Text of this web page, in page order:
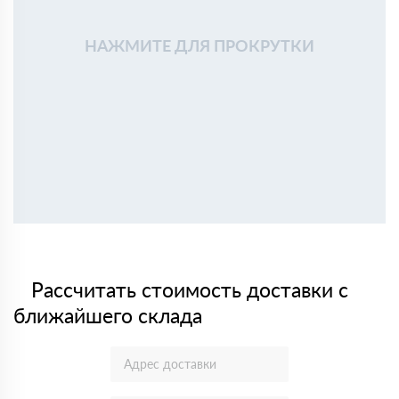
НАЖМИТЕ ДЛЯ ПРОКРУТКИ
Рассчитать стоимость доставки с
ближайшего склада